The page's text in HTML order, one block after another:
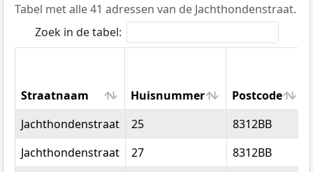
Tabel met alle 41 adressen van de Jachthondenstraat.
Zoek in de tabel:
Straatnaam Huisnummer Postcode
Straatnaam
Huisnummer Postcode
Jachthondenstraat 25 8312BB
Jachthondenstraat
27 8312BB